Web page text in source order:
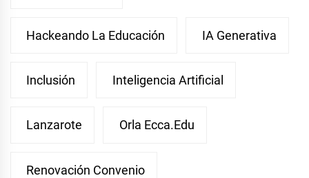
Hackeando La Educación IA Generativa
Inclusión Inteligencia Artificial
Lanzarote Orla Ecca.edu
Renovación Convenio